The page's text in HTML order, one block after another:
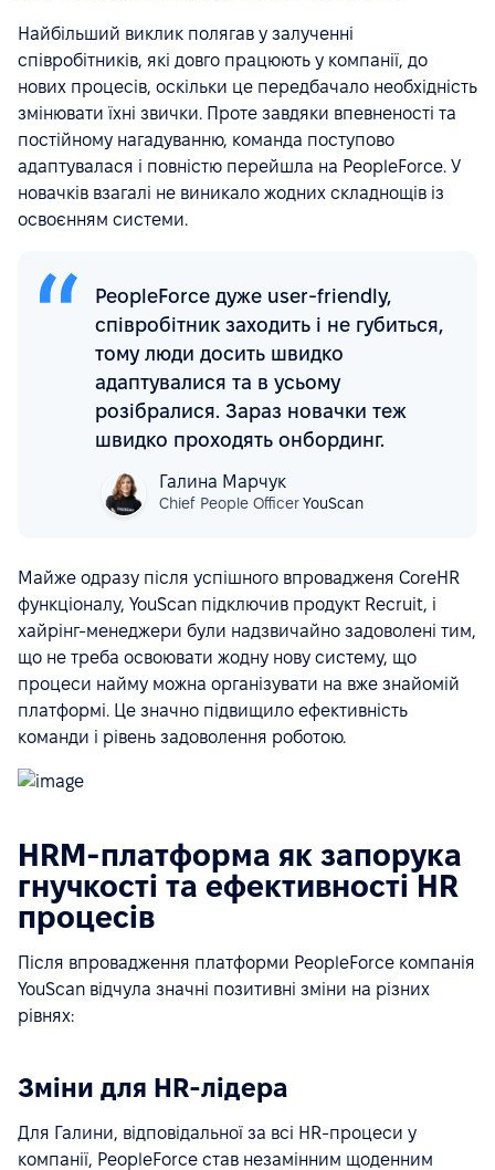
Найбільший виклик полягав у залученні
співробітників, які довго працюють у компанії, до
нових процесів, оскільки це передбачало необхідність
змінювати їхні звички. Проте завдяки впевненості та
постійному нагадуванню, команда поступово
адаптувалася і повністю перейшла на PeopleForce. У
новачків взагалі не виникало жодних складнощів із
освоєнням системи.
PeopleForce дуже user-friendly,
співробітник заходить і не губиться,
тому люди досить швидко
адаптувалися та в усьому
розібралися. Зараз новачки теж
швидко проходять онбординг.
Галина Марчук
Chief People OfficerYouScan
Майже одразу після успішного впровадженя CoreHR
функціоналу, YouScan підключив продукт Recruit, і
хайрінг-менеджери були надзвичайно задоволені тим,
що не треба освоювати жодну нову систему, що
процеси найму можна організувати на вже знайомій
платформі. Це значно підвищило ефективність
команди і рівень задоволення роботою.
HRM-платформа як запорука
гнучкості та ефективності HR
процесів
Після впровадження платформи PeopleForce компанія
YouScan відчула значні позитивні зміни на різних
рівнях:
Зміни для HR-лідера
Для Галини, відповідальної за всі HR-процеси у
компанії, PeopleForce став незамінним щоденним